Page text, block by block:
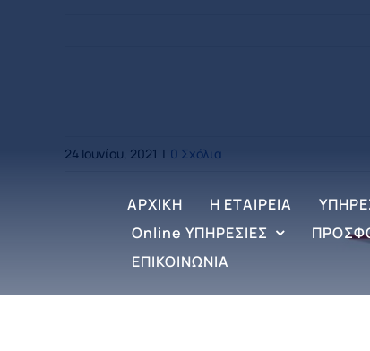
ΑΡΧΙΚΗ Η ΕΤΑΙΡΕΙΑ
Online ΥΠΗΡΕΣΙΕΣ
ΕΠΙΚΟΙΝΩΝΙΑ
Πυροσβεστήρας Οροφής Ξηράς
24 Ιουνίου, 2021 | 0 Σχόλια